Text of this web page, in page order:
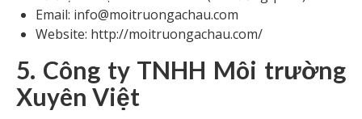
Email: info@moitruongachau.com
Website: http://moitruongachau.com/
5. Công ty TNHH Môi trường
Xuyên Việt